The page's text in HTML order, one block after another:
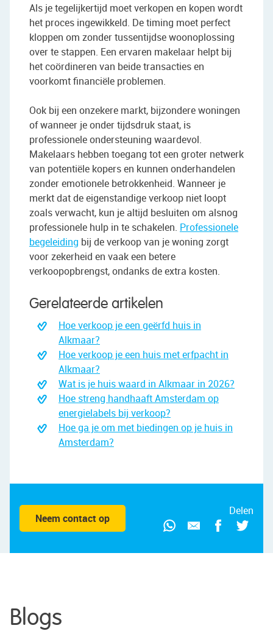
Als je tegelijkertijd moet verkopen en kopen wordt
het proces ingewikkeld. De timing moet perfect
kloppen om zonder tussentijdse woonoplossing
over te stappen. Een ervaren makelaar helpt bij
het coördineren van beide transacties en
voorkomt financiële problemen.
Ook bij een onzekere markt, bijzondere woningen
of wanneer je onder tijdsdruk staat, is
professionele ondersteuning waardevol.
Makelaars hebben toegang tot een groter netwerk
van potentiële kopers en kunnen onderhandelen
zonder emotionele betrokkenheid. Wanneer je
merkt dat de eigenstandige verkoop niet loopt
zoals verwacht, kun je altijd besluiten om alsnog
professionele hulp in te schakelen. Professionele
begeleiding bij de verkoop van je woning zorgt
voor zekerheid en vaak een betere
verkoopopbrengst, ondanks de extra kosten.
Gerelateerde artikelen
Hoe verkoop je een geërfd huis in
Alkmaar?
Hoe verkoop je een huis met erfpacht in
Alkmaar?
Wat is je huis waard in Alkmaar in 2026?
Hoe streng handhaaft Amsterdam op
energielabels bij verkoop?
Hoe ga je om met biedingen op je huis in
Amsterdam?
Neem contact op
Delen
Blogs